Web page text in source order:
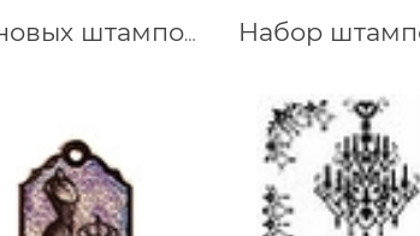
Набор силиконовых штампов Винтаж, 15х15 см